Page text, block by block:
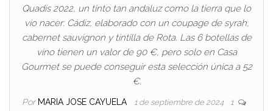
Quadis 2022, un tinto tan andaluz como la tierra que lo
vio nacer: Cádiz, elaborado con un coupage de syrah,
cabernet sauvignon y tintilla de Rota. Las 6 botellas de
vino tienen un valor de 90 €, pero solo en Casa
Gourmet se puede conseguir esta selección única a 52
€.
Por MARIA JOSE CAYUELA 1 de septiembre de 2024 1